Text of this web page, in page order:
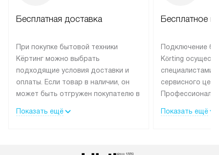
Бесплатная доставка
При покупке бытовой техники
Кёртинг можно выбрать
подходящие условия доставки и
оплаты. Если товар в наличии, он
может быть отгружен покупателю в
Показать ещё
Бесплатное
Подключение
Körting
специалистами
сервисного
эксплуатации
Показать ещё